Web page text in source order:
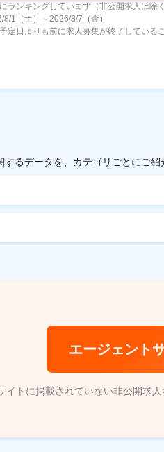
ランキングしています（非公開求人は除く
1（土）～2026/8/7（金）
定日よりも前に求人募集が終了してい
るデータを、カテゴリごとにご紹
エージェント
イトに掲載されていない非公開求